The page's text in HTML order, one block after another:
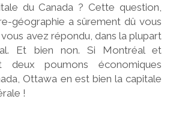
du Canada ? Cette question,
géographie a sûrement dû vous
avez répondu, dans la plupart
Et bien non. Si Montréal et
deux poumons économiques
Ottawa en est bien la capitale
!